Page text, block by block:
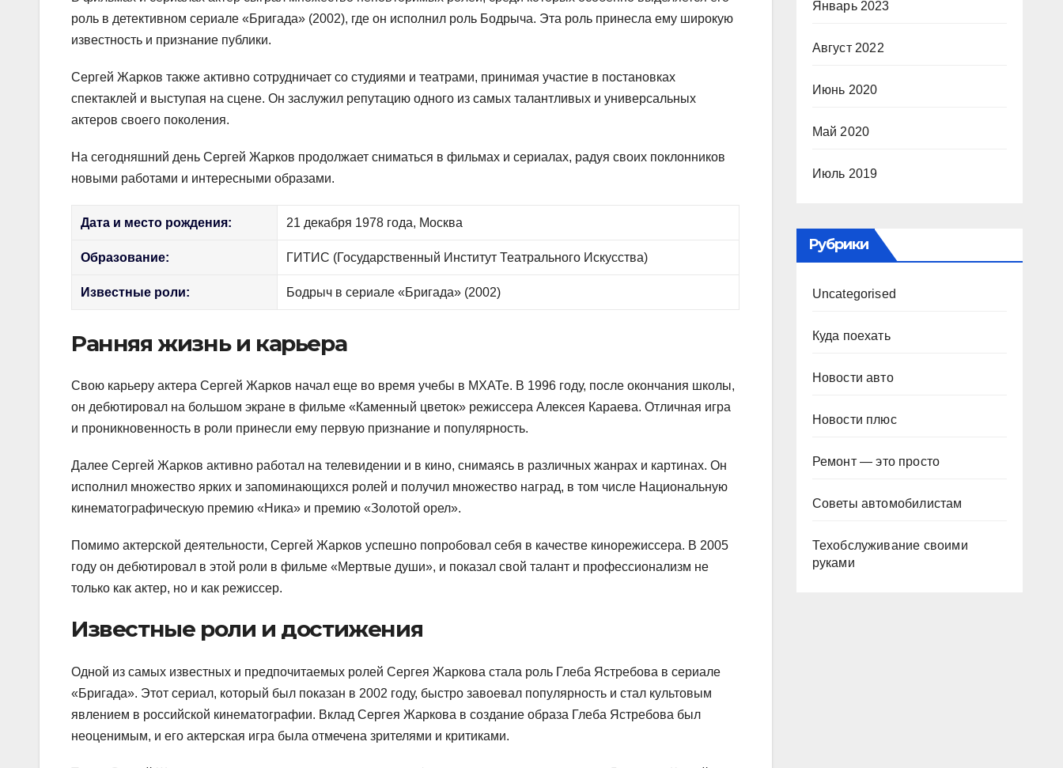
роль в детективном сериале «Бригада» (2002), где он исполнил роль Бодрыча. Эта роль принесла ему широкую
известность и признание публики.
Сергей Жарков также активно сотрудничает со студиями и театрами, принимая участие в постановках
спектаклей и выступая на сцене. Он заслужил репутацию одного из самых талантливых и универсальных
актеров своего поколения.
На сегодняшний день Сергей Жарков продолжает сниматься в фильмах и сериалах, радуя своих поклонников
новыми работами и интересными образами.
Дата и место рождения: 21 декабря 1978 года, Москва
Образование: ГИТИС (Государственный Институт Театрального Искусства)
Известные роли: Бодрыч в сериале «Бригада» (2002)
Ранняя жизнь и карьера
Свою карьеру актера Сергей Жарков начал еще во время учебы в МХАТе. В 1996 году, после окончания школы,
он дебютировал на большом экране в фильме «Каменный цветок» режиссера Алексея Караева. Отличная игра
и проникновенность в роли принесли ему первую признание и популярность.
Далее Сергей Жарков активно работал на телевидении и в кино, снимаясь в различных жанрах и картинах. Он
исполнил множество ярких и запоминающихся ролей и получил множество наград, в том числе Национальную
кинематографическую премию «Ника» и премию «Золотой орел».
Помимо актерской деятельности, Сергей Жарков успешно попробовал себя в качестве кинорежиссера. В 2005
году он дебютировал в этой роли в фильме «Мертвые души», и показал свой талант и профессионализм не
только как актер, но и как режиссер.
Известные роли и достижения
Одной из самых известных и предпочитаемых ролей Сергея Жаркова стала роль Глеба Ястребова в сериале
«Бригада». Этот сериал, который был показан в 2002 году, быстро завоевал популярность и стал культовым
явлением в российской кинематографии. Вклад Сергея Жаркова в создание образа Глеба Ястребова был
неоценимым, и его актерская игра была отмечена зрителями и критиками.
Январь 2023
Август 2022
Июнь 2020
Май 2020
Июль 2019
Рубрики
Uncategorised
Куда поехать
Новости авто
Новости плюс
Ремонт — это просто
Советы автомобилистам
Техобслуживание своими
руками